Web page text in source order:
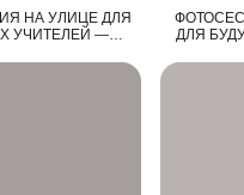
НА УЛИЦЕ ДЛЯ
УЧИТЕЛЕЙ —
ДЛЯ